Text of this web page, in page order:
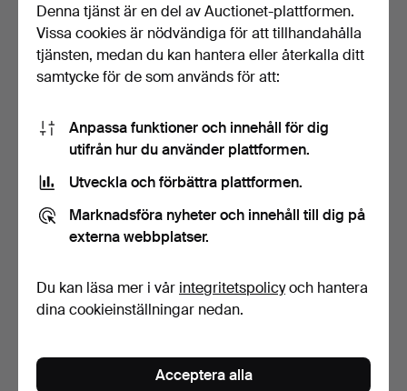
GOLVVAS, Andersson &
Johansson, Höganäs.
Klubbades 19 jun 2026
17 bud
STOR GOLVVAS. 1900-tal,
Klubbades 15 jun 2026
13 bud
Denna tjänst är en del av Auctionet-plattformen.
Vissa cookies är nödvändiga för att tillhandahålla
tjänsten, medan du kan hantera eller återkalla ditt
samtycke för de som används för att:
Anpassa funktioner och innehåll för dig
utifrån hur du använder plattformen.
Utveckla och förbättra plattformen.
Marknadsföra nyheter och innehåll till dig på
externa webbplatser.
Du kan läsa mer i vår integritetspolicyoch hantera
dina cookieinställningar nedan.
Acceptera alla